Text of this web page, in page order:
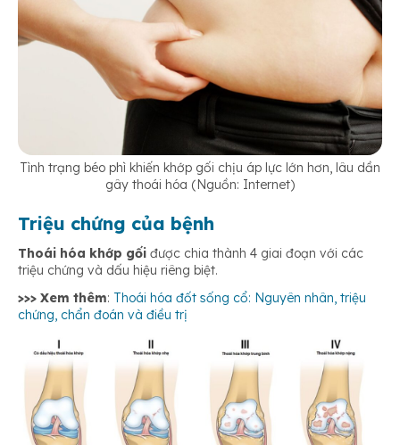
Tình trạng béo phì khiến khớp gối chịu áp lực lớn hơn, lâu dần
gây thoái hóa (Nguồn: Internet)
Triệu chứng của bệnh
Thoái hóa khớp gối được chia thành 4 giai đoạn với các
triệu chứng và dấu hiệu riêng biệt.
>>> Xem thêm: Thoái hóa đốt sống cổ: Nguyên nhân, triệu
chứng, chẩn đoán và điều trị